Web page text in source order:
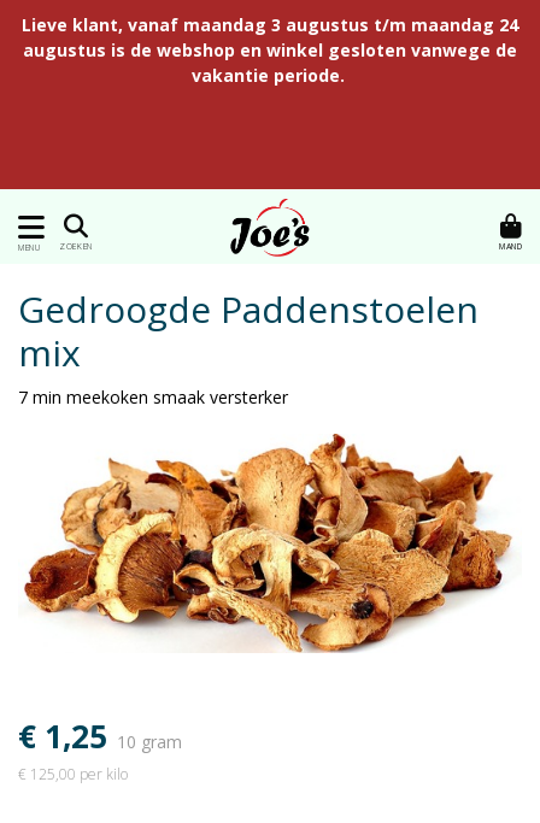
Lieve klant, vanaf maandag 3 augustus t/m maandag 24
augustus is de webshop en winkel gesloten vanwege de
vakantie periode.
MENU ZOEKEN MAND
Gedroogde Paddenstoelen
mix
7 min meekoken smaak versterker
€ 1,25 10 gram
€ 125,00 per kilo